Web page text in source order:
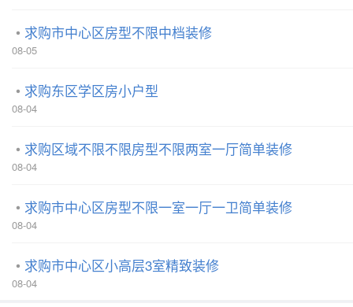
求购市中心区房型不限中档装修
08-05
求购东区学区房小户型
08-04
求购区域不限不限房型不限两室一厅简单装修
08-04
求购市中心区房型不限一室一厅一卫简单装修
08-04
求购市中心区小高层3室精致装修
08-04